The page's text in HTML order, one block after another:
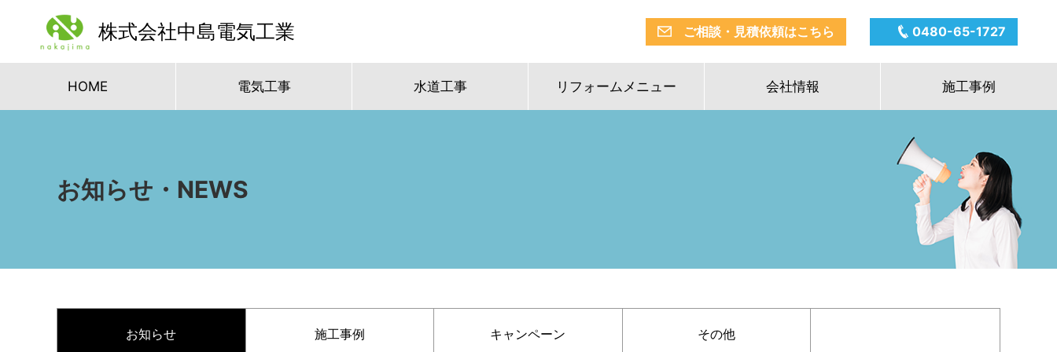
株式会社中島電気工業 ご相談・見積依頼はこちら 0480-65-1727
HOME 電気工事 水道工事 リフォームメニュー 会社情報 施工事例
お知らせ・NEWS
お知らせ 施工事例 キャンペーン その他